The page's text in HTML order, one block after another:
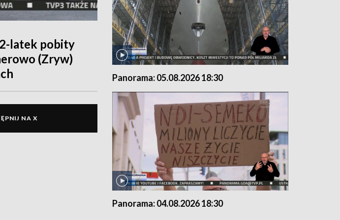
latek pobity
(Zryw)
NA X
Panorama: 05.08.2026 18:30
Panorama: 04.08.2026 18:30